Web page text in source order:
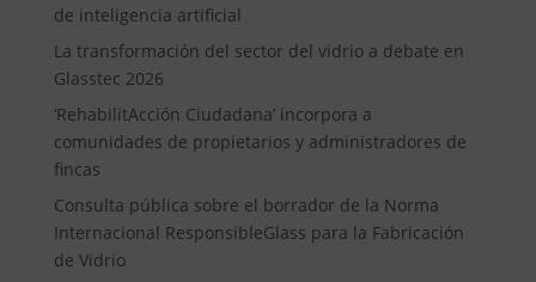
de inteligencia artificial
La transformación del sector del vidrio a debate en
Glasstec 2026
‘RehabilitAcción Ciudadana’ incorpora a
comunidades de propietarios y administradores de
fincas
Consulta pública sobre el borrador de la Norma
Internacional ResponsibleGlass para la Fabricación
de Vidrio